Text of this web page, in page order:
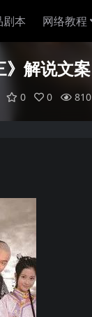
剧本 网络教程
》解说文案
0 0 810